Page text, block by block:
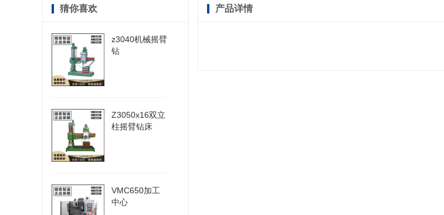
猜你喜欢
z3040机械摇臂
钻
Z3050x16双立
柱摇臂钻床
VMC650加工
中心
产品详情